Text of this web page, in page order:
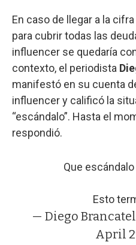
En caso de llegar a la
para cubrir todas las
influencer se quedaría
contexto, el periodista
manifestó en su cuenta
influencer y calificó la
“escándalo”. Hasta el
respondió.
Que
Esto
— Diego
April